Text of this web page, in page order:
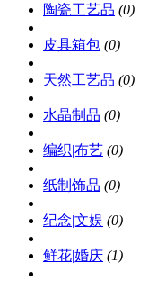
陶瓷工艺品 (0)
皮具箱包 (0)
天然工艺品 (0)
水晶制品 (0)
编织|布艺 (0)
纸制饰品 (0)
纪念|文娱 (0)
鲜花|婚庆 (1)